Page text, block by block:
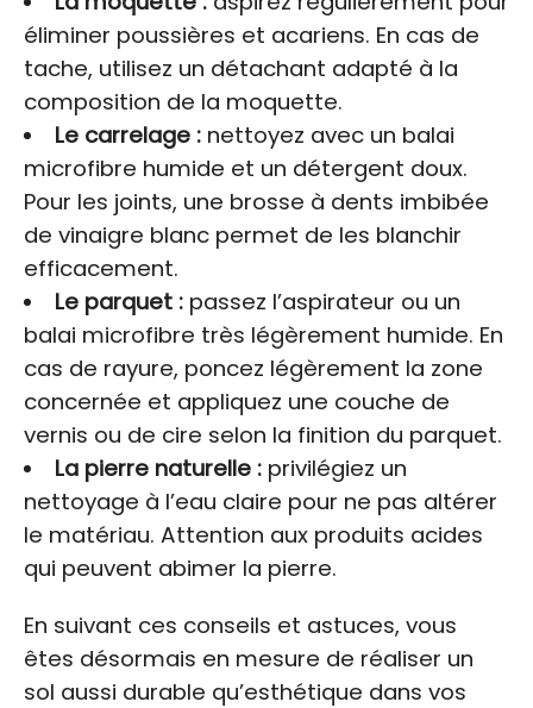
éliminer poussières et acariens. En cas de
tache, utilisez un détachant adapté à la
composition de la moquette.
Le carrelage :nettoyez avec un balai
microfibre humide et un détergent doux.
Pour les joints, une brosse à dents imbibée
de vinaigre blanc permet de les blanchir
efficacement.
Le parquet :passez l’aspirateur ou un
balai microfibre très légèrement humide. En
cas de rayure, poncez légèrement la zone
concernée et appliquez une couche de
vernis ou de cire selon la finition du parquet.
La pierre naturelle :privilégiez un
nettoyage à l’eau claire pour ne pas altérer
le matériau. Attention aux produits acides
qui peuvent abimer la pierre.
En suivant ces conseils et astuces, vous
êtes désormais en mesure de réaliser un
sol aussi durable qu’esthétique dans vos